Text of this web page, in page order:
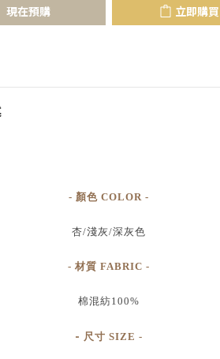
現在預購 立即購買
- 顏色 COLOR -
杏/淺灰/深灰色
- 材質 FABRIC -
棉混紡100%
- 尺寸 SIZE -